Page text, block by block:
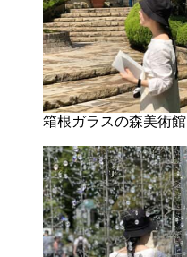
箱根ガラスの森美術館